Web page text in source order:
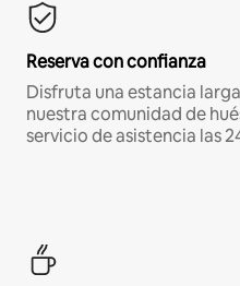
Reserva con confianza
Disfruta una estancia
nuestra comunidad de
servicio de asistencia las